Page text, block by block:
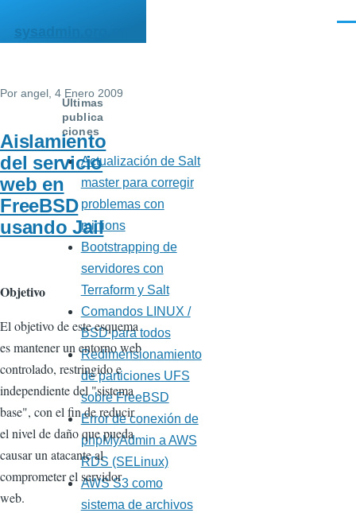
sysadmin.org.mx
Por angel , 4 Enero 2009
Aislamiento
del servicio
web en
FreeBSD
usando Jail
Objetivo
El objetivo de este esquema
es mantener un entorno web
controlado, restringido e
independiente del "sistema
base", con el fin de reducir
el nivel de daño que pueda
causar un atacante al
comprometer el servidor
web.
Últimas
publica
ciones
Actualización de Salt
master para corregir
problemas con
minions
Bootstrapping de
servidores con
Terraform y Salt
Comandos LINUX /
BSD para todos
Redimensionamiento
de particiones UFS
sobre FreeBSD
Error de conexión de
phpMyAdmin a AWS
RDS (SELinux)
AWS S3 como
sistema de archivos